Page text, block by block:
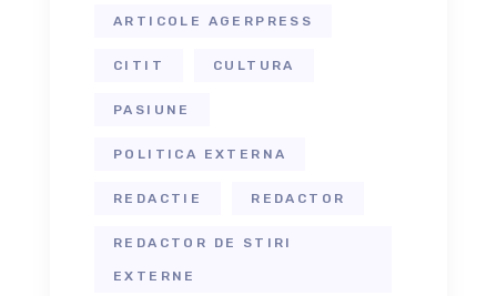
ARTICOLE AGERPRESS
CITIT CULTURA
PASIUNE
POLITICA EXTERNA
REDACTIE REDACTOR
REDACTOR DE STIRI
EXTERNE